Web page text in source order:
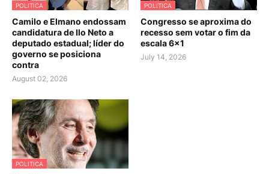
POLITICA
Camilo e Elmano endossam
candidatura de Ilo Neto a
deputado estadual; líder do
governo se posiciona
contra
August 02, 2026
POLITICA
Congresso se aproxima do
recesso sem votar o fim da
escala 6×1
July 14, 2026
POLITICA